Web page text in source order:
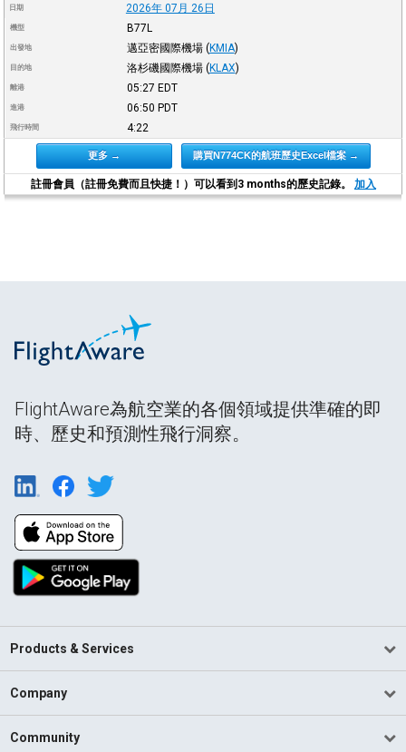
日期 2026年 07月 26日
機型 B77L
出發地 邁亞密國際機場 (KMIA)
目的地 洛杉磯國際機場 (KLAX)
離港 05:27 EDT
進港 06:50 PDT
飛行時間 4:22
更多 → 購買N774CK的航班歷史Excel檔案 →
註冊會員（註冊免費而且快捷！）可以看到3 months的歷史記錄。 加入
FlightAware為航空業的各個領域提供準確的即
時、歷史和預測性飛行洞察。
Products & Services
Company
Community